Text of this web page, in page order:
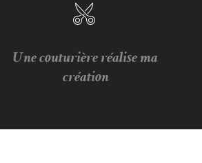
Une couturière réalise ma
création